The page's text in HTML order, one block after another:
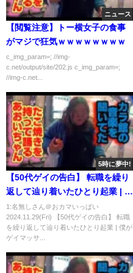
ニュース
【閲覧注意】トー横女子の食事
がマジで狂気ｗｗｗｗｗｗｗｗ
c_img_param=; //img-
c.net/output/site/202.js c_img_param=;
//img-c.net...
5時に夢中!
【50代ゲイの告白】 転職を繰り
返して辿り着いたひとり起業 | 僕
がゲイマッサージサロンを始め
た理由
1:名無しさん＠おカマいっぱい
2024.11.29(Fri) 【50代ゲイの告白】 転職
を繰り返して辿り着いたひとり起業 | 僕が
ゲイマッサ...